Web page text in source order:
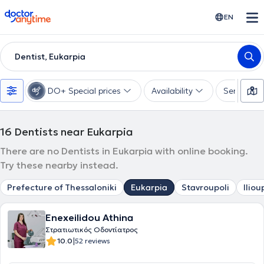
doctoranytime EN
Dentist, Eukarpia
DO+ Special prices Availability Services
16 Dentists near Eukarpia
There are no Dentists in Eukarpia with online booking.
Try these nearby instead.
Prefecture of Thessaloniki Eukarpia Stavroupoli
Enexeilidou Athina
Στρατιωτικός Οδοντίατρος
10.0|52 reviews